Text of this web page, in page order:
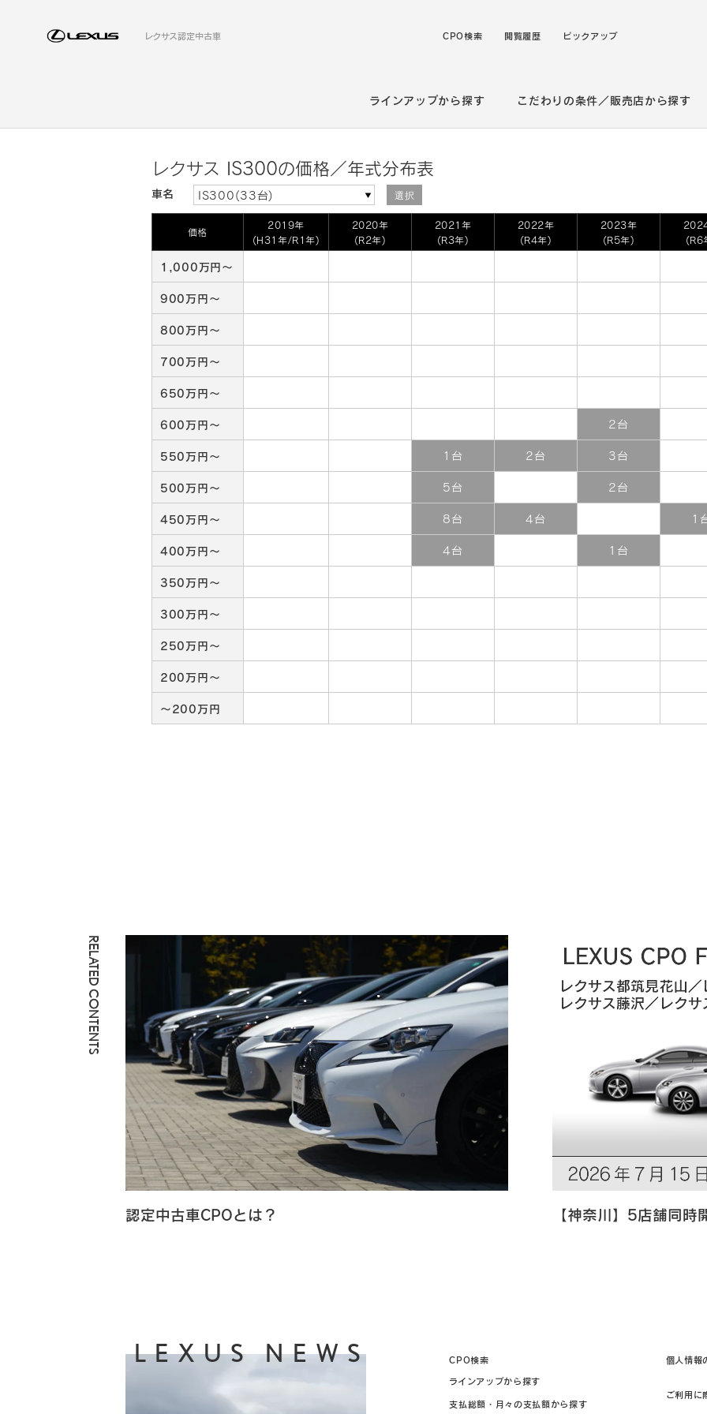
レクサス認定中古車 CPO検索 閲覧履歴 ピックアップ
ラインアップから探す こだわりの条件／販売店から探す
レクサス IS300の価格／年式分布表
車名 IS300(33台) 選択
価格
2019年
(H31年/R1年)
2020年
(R2年)
2021年
(R3年)
2022年
(R4年)
2023年
(R5年)
(R6
1,000万円～
900万円～
800万円～
700万円～
650万円～
600万円～ 2台
550万円～ 1台 2台 3台
500万円～ 5台 2台
450万円～ 8台 4台 1
400万円～ 4台 1台
350万円～
300万円～
250万円～
200万円～
～200万円
RELATED CONTENTS
認定中古車CPOとは？ 【神奈川】5店舗同時
LEXUS NEWS
CPO検索
ラインアップから探す
支払総額・月々の支払額から探す
個人情報
ご利用に